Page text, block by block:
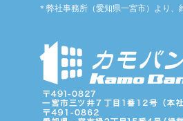
＊弊社事務所（愛知県一宮市）より